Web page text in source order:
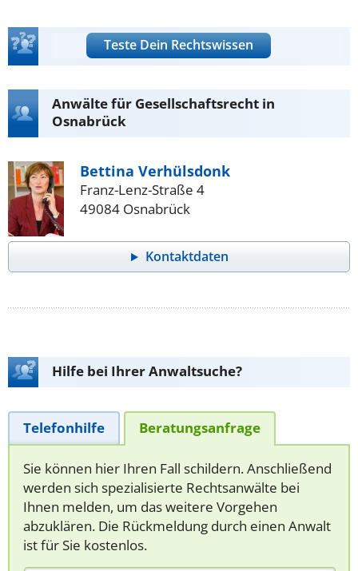
Teste Dein Rechtswissen
Anwälte für Gesellschaftsrecht in
Osnabrück
Bettina Verhülsdonk
Franz-Lenz-Straße 4
49084 Osnabrück
Kontaktdaten
Hilfe bei Ihrer Anwaltsuche?
Telefonhilfe Beratungsanfrage
Sie können hier Ihren Fall schildern. Anschließend
werden sich spezialisierte Rechtsanwälte bei
Ihnen melden, um das weitere Vorgehen
abzuklären. Die Rückmeldung durch einen Anwalt
ist für Sie kostenlos.